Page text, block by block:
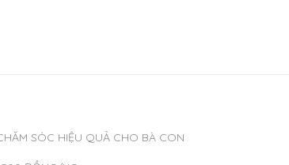
SÓC HIỆU QUẢ CHO BÀ CON